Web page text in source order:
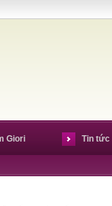
Giori Tin tức